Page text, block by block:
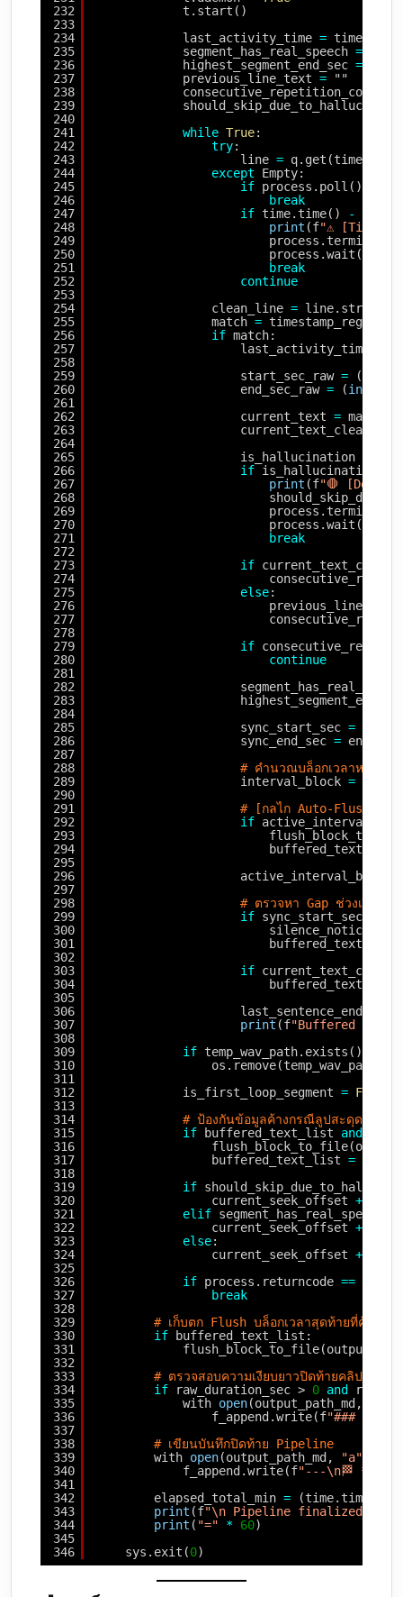
232
233
234
235
236
237
238
239
240
241
242
243
244
245
246
247
248
249
250
251
252
253
254
255
256
257
258
259
260
261
262
263
264
265
266
267
268
269
270
271
272
273
274
275
276
277
278
279
280
281
282
283
284
285
286
287
288
289
290
291
292
293
294
295
296
297
298
299
300
301
302
303
304
305
306
307
308
309
310
311
312
313
314
315
316
317
318
319
320
321
322
323
324
325
326
327
328
329
330
331
332
333
334
335
336
337
338
339
340
341
342
343
344
345
346
t.start()
last_activity_time =
segment_has_real_speech =
highest_segment_end_sec =
previous_line_text =
""
consecutive_repetition_count
while True:
try:
line = q.get(timeout
except
Empty:
if process.poll()
break
if time.time() -
print (f"⚠️
process.wait()
break
continue
clean_line = line.strip()
match =
if match:
last_activity_time
start_sec_raw = (
end_sec_raw = (int
current_text =
current_text_cleaned
is_hallucination
if is_hallucination
print (f"🛑
process.wait()
break
if
else:
if
continue
sync_start_sec =
sync_end_sec =
# คำนวณบล็อกเวลาหลัก (
interval_block =
# [กลไก Auto-Flush] หาก
if
active_interval_block
# ตรวจหา Gap ช่วงเงียบภา
if sync_start_sec
silence_notice
if
print (f"Buffered ->
if temp_wav_path.exists():
os.remove(temp_wav_path)
is_first_loop_segment = False
# ป้องกันข้อมูลค้างกรณีลูปสะดุดขาดต
if
buffered_text_list and
buffered_text_list =
if
current_seek_offset +
elif segment_has_real_speech
current_seek_offset +
else:
current_seek_offset +
if process.returncode ==
break
# เก็บตก Flush บล็อกเวลาสุดท้ายที่ค้างอยู่
if
buffered_text_list:
# ตรวจสอบความเงียบยาวปิดท้ายคลิป
if
raw_duration_sec > 0 and
with open(output_path_md,
f_append.write(f"### 🕒
# เขียนบันทึกปิดท้าย Pipeline
with open(output_path_md, "a"
f_append.write(f"---\n🏁
elapsed_total_min = (time.time()
print (f"\n Pipeline finalized
print ( "=" * 60)
sys.exit(0)